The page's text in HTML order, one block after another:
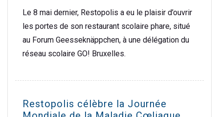
Le 8 mai dernier, Restopolis a eu le plaisir d’ouvrir
les portes de son restaurant scolaire phare, situé
au Forum Geesseknäppchen, à une délégation du
réseau scolaire GO! Bruxelles.
Restopolis célèbre la Journée